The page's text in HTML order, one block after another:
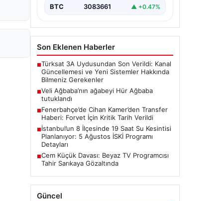
BTC 3083661 ▲ +0.47%
Son Eklenen Haberler
■Türksat 3A Uydusundan Son Verildi: Kanal
Güncellemesi ve Yeni Sistemler Hakkında
Bilmeniz Gerekenler
■Veli Ağbaba’nın ağabeyi Hür Ağbaba
tutuklandı
■Fenerbahçe’de Cihan Kamer’den Transfer
Haberi: Forvet İçin Kritik Tarih Verildi
■İstanbul’un 8 İlçesinde 19 Saat Su Kesintisi
Planlanıyor: 5 Ağustos İSKİ Programı
Detayları
■Cem Küçük Davası: Beyaz TV Programcısı
Tahir Sarıkaya Gözaltında
Güncel